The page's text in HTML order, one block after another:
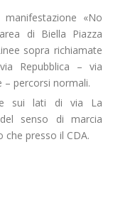
«No
di Biella Piazza
sopra richiamate
Repubblica – via
percorsi normali.
sui lati di via La
senso di marcia
presso il CDA.